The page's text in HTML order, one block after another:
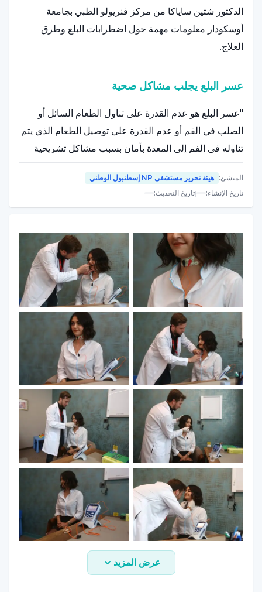
الدكتور شتين ساياكا من مركز فنريولو الطبي بجامعة
أوسكودار معلومات مهمة حول اضطرابات البلع وطرق
العلاج.
عسر البلع يجلب مشاكل صحية
"عسر البلع هو عدم القدرة على تناول الطعام السائل أو
الصلب في الفم أو عدم القدرة على توصيل الطعام الذي يتم
تناوله في الفم إلى المعدة بأمان بسبب مشاكل تشريحية
وفسيولوجية ونفسية"، كما قال مساعد البروفيسور الدكتور
جيتين ساياكا,
وأمراض الرئة، وسوء نظافة الفم، وانفتاح القصبة الهوائية
من الحلق، والتغذية عن طريق الأنف أو المعدة، وتدهور نوعية
الحياة، وزيادة التكاليف الصحية، وكذلك وفاة المريض. يمكن
رؤية عسر البلع لدى الأشخاص من جميع الأعمار. وهو أكثر
شيوعاً لدى الأفراد المصابين بالأمراض العصبية وسرطان
الرأس والرقبة. ومع ذلك، فإن عسر البلع يظهر حتى لدى
الأفراد الذين تبلغ أعمارهم 60 عامًا فأكثر دون أي مرض."
ما هي أعراض عسر البلع؟
سرد مساعد البروفيسور المساعد الدكتور جيتين ساياكا
أعراض عسر البلع على النحو التالي:
- "أمراض الرئة المتكررة,
- حمى متكررة غير معروفة السبب,
- عدم بذل مجهود كبير أثناء تناول الطعام,
- طول وقت الأكل
- الإحساس بالالتصاق/إحساس متبقي في الحلق,
المنشئ: هيئة تحرير مستشفى NP إسطنبول الوطني
تاريخ الإنشاء:
|تاريخ التحديث:
عرض المزيد